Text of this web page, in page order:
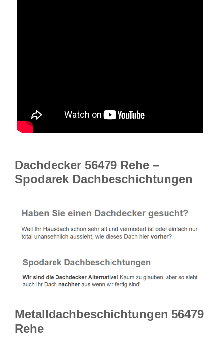
Dachdecker 56479 Rehe –
Spodarek Dachbeschichtungen
Metalldachbeschichtungen 56479
Rehe